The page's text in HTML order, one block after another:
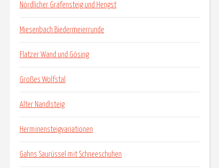
Nördlicher Grafensteig und Hengst
Miesenbach Biedermeierrunde
Flatzer Wand und Gösing
Großes Wolfstal
Alter Nandlsteig
Herminensteigvariationen
Gahns Saurüssel mit Schneeschuhen